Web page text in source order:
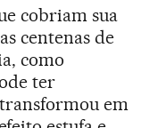
cobriam sua
centenas de
como
ter
em